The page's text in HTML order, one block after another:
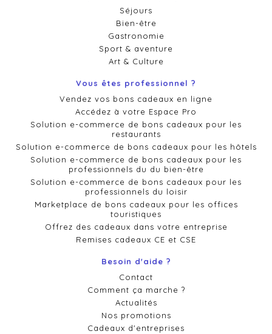
Séjours
Bien-être
Gastronomie
Sport & aventure
Art & Culture
Vous êtes professionnel ?
Vendez vos bons cadeaux en ligne
Accédez à votre Espace Pro
Solution e-commerce de bons cadeaux pour les
restaurants
Solution e-commerce de bons cadeaux pour les hôtels
Solution e-commerce de bons cadeaux pour les
professionnels du du bien-être
Solution e-commerce de bons cadeaux pour les
professionnels du loisir
Marketplace de bons cadeaux pour les offices
touristiques
Offrez des cadeaux dans votre entreprise
Remises cadeaux CE et CSE
Besoin d'aide ?
Contact
Comment ça marche ?
Actualités
Nos promotions
Cadeaux d'entreprises